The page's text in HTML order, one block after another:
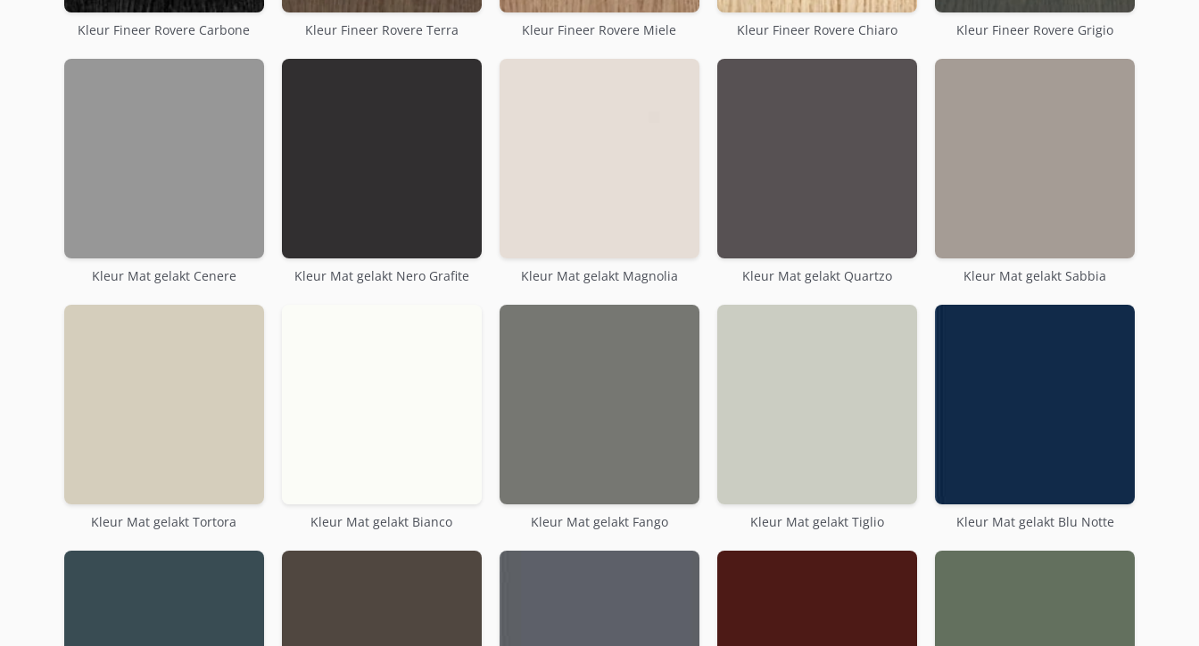
Kleur Fineer Rovere Carbone Kleur Fineer Rovere Terra Kleur Fineer Rovere Miele Kleur Fineer Rovere Chiaro Kleur Fineer Rovere Grigio
Kleur Mat gelakt Cenere Kleur Mat gelakt Nero Grafite Kleur Mat gelakt Magnolia Kleur Mat gelakt Quartzo Kleur Mat gelakt Sabbia
Kleur Mat gelakt Tortora Kleur Mat gelakt Bianco Kleur Mat gelakt Fango Kleur Mat gelakt Tiglio Kleur Mat gelakt Blu Notte